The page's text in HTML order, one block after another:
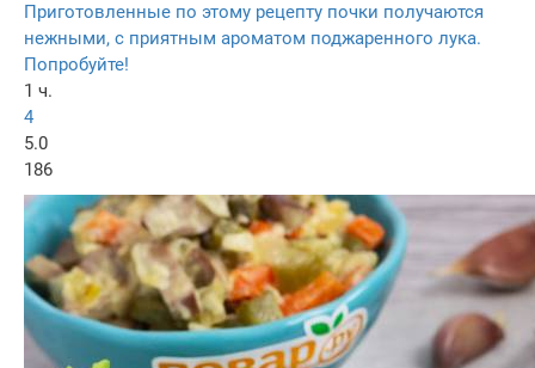
Приготовленные по этому рецепту почки получаются
нежными, с приятным ароматом поджаренного лука.
Попробуйте!
1 ч.
4
5.0
186